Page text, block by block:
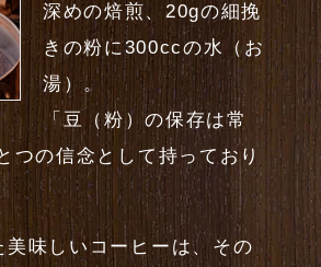
深めの焙煎、20gの細挽
きの粉に300ccの水（お
湯）。
「豆（粉）の保存は常
つの信念として持っており
美味しいコーヒーは、その